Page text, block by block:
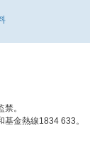
。
金熱線1834 633。